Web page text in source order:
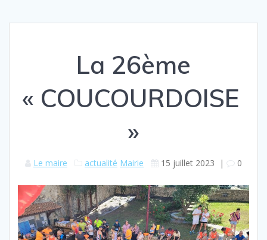
La 26ème
« COUCOURDOISE
»
Le maire actualité Mairie 15 juillet 2023 | 0